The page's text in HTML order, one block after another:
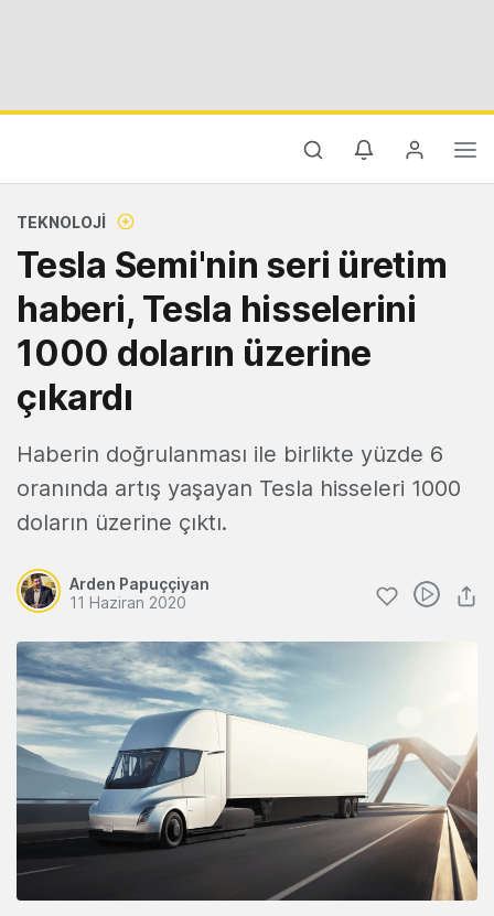
TEKNOLOJI
Tesla Semi'nin seri üretim
haberi, Tesla hisselerini
1000 doların üzerine
çıkardı
Haberin doğrulanması ile birlikte yüzde 6
oranında artış yaşayan Tesla hisseleri 1000
doların üzerine çıktı.
Arden Papuççiyan
11 Haziran 2020